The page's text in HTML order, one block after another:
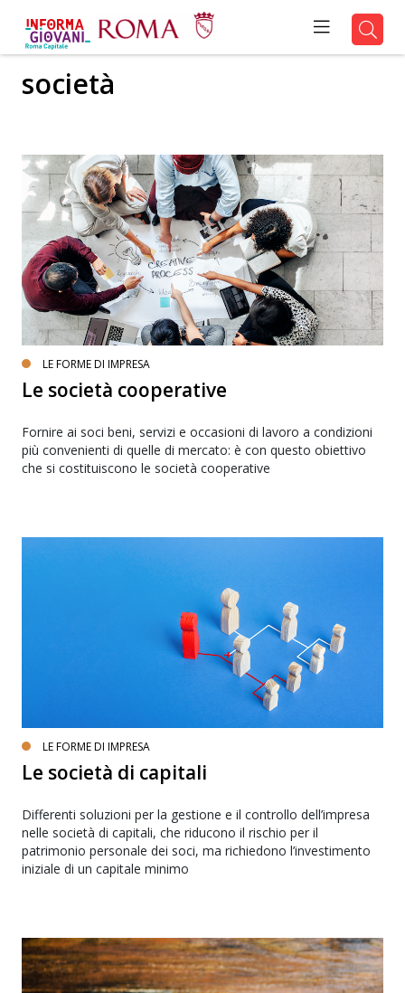
società
LE FORME DI IMPRESA
Le società cooperative
Fornire ai soci beni, servizi e occasioni di lavoro a condizioni
più convenienti di quelle di mercato: è con questo obiettivo
che si costituiscono le società cooperative
LE FORME DI IMPRESA
Le società di capitali
Differenti soluzioni per la gestione e il controllo dell’impresa
nelle società di capitali, che riducono il rischio per il
patrimonio personale dei soci, ma richiedono l’investimento
iniziale di un capitale minimo